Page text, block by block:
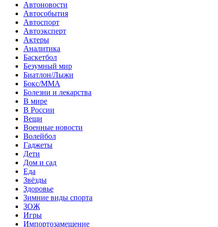
Автоновости
Автособытия
Автоспорт
Автоэксперт
Актеры
Аналитика
Баскетбол
Безумный мир
Биатлон/Лыжи
Бокс/MMA
Болезни и лекарства
В мире
В России
Вещи
Военные новости
Волейбол
Гаджеты
Дети
Дом и сад
Еда
Звёзды
Здоровье
Зимние виды спорта
ЗОЖ
Игры
Импортозамещение